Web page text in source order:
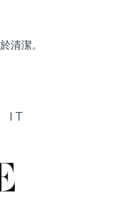
清潔。
IT